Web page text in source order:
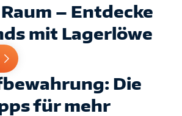
– Entdecke
mit Lagerlöwe
Die
für mehr